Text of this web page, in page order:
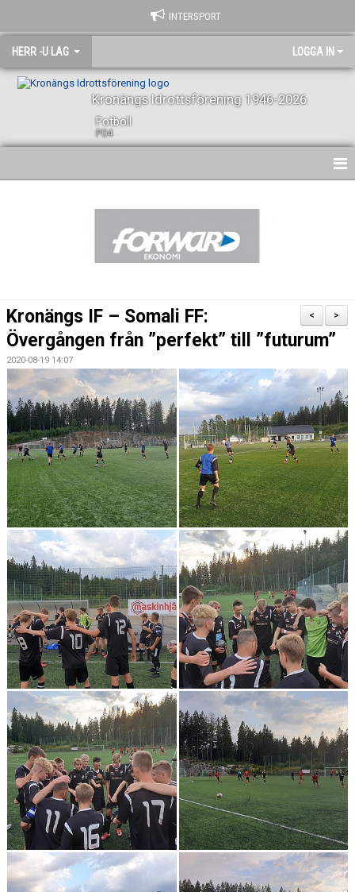
INTERSPORT
HERR -U LAG LOGGA IN
Kronängs Idrottsförening 1946-2026
Fotboll
P04
BILDGALLERI
DOKUMENT
KONTAKT
MATCHER
>
<
Kronängs IF – Somali FF:
Övergången från ”perfekt” till ”futurum”
2020-08-19 14:07